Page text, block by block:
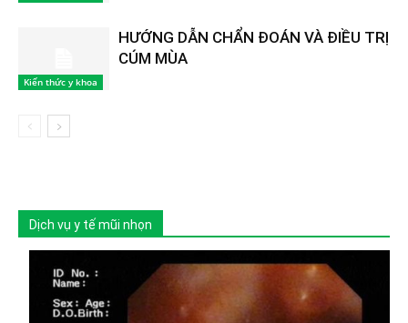
Kiến thức y khoa
HƯỚNG DẪN CHẨN ĐOÁN VÀ ĐIỀU TRỊ
CÚM MÙA
Dịch vụ y tế mũi nhọn